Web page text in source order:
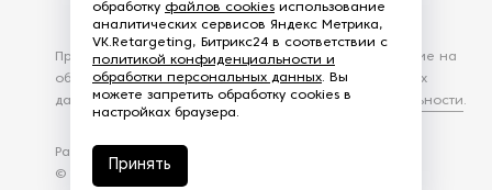
Разработка сайта —
© 2026 – Eurasia Group. Все права защищены
Продолжая использовать наш сайт, вы даете согласие на
обработку файлов Cookies и других пользовательских
данных, в соответствии сПолитикой конфиденциальности.
обработку файлов cookies использование
аналитических сервисов Яндекс Метрика,
VK.Retargeting, Битрикс24 в соответствии с
политикой конфиденциальности и
обработки персональных данных. Вы
можете запретить обработку cookies в
настройках браузера.
Принять